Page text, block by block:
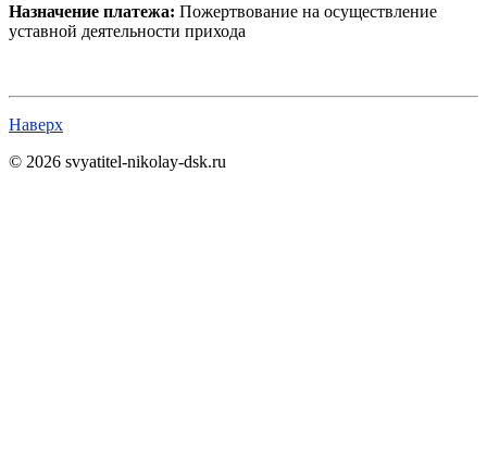
Назначение платежа: Пожертвование на осуществление
уставной деятельности прихода
Наверх
© 2026 svyatitel-nikolay-dsk.ru